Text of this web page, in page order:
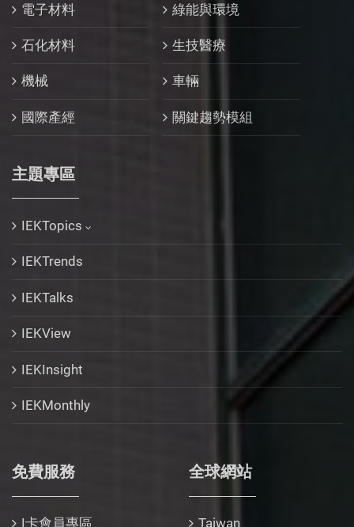
電子材料 綠能與環境
石化材料 生技醫療
機械 車輛
國際產經 關鍵趨勢模組
主題專區
IEKTopics
IEKTrends
IEKTalks
IEKView
IEKInsight
IEKMonthly
免費服務
I卡會員專區
全球網站
Taiwan